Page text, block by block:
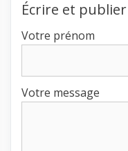
Écrire et
Votre prénom
Votre message